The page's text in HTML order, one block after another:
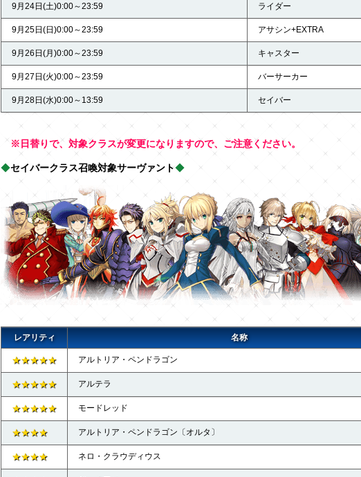
9月24日(土)0:00～23:59 ライダー
9月25日(日)0:00～23:59 アサシン+EXTRA
9月26日(月)0:00～23:59 キャスター
9月27日(火)0:00～23:59 バーサーカー
9月28日(水)0:00～13:59 セイバー
※日替りで、対象クラスが変更になりますので、ご注意ください。
◆セイバークラス召喚対象サーヴァント◆
レアリティ 名称
★★★★★ アルトリア・ペンドラゴン
★★★★★ アルテラ
★★★★★ モードレッド
★★★★ アルトリア・ペンドラゴン〔オルタ〕
★★★★ ネロ・クラウディウス